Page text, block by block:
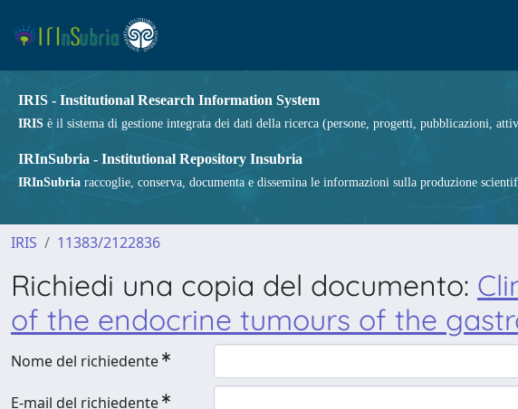
IRIS - Institutional Research Information System
IRIS è il sistema di gestione integrata dei dati della ricerca (persone, progetti, pubblicazioni,
IRInSubria - Institutional Repository Insubria
IRInSubria raccoglie, conserva, documenta e dissemina le informazioni sulla produzione
IRIS 11383/2122836
Richiedi una copia del documento:
of the endocrine tumours of the
Nome del richiedente
E-mail del richiedente